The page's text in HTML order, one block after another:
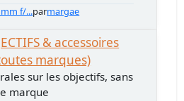
mm f/...parmargae
& accessoires
marques)
sur les objectifs, sans
marque